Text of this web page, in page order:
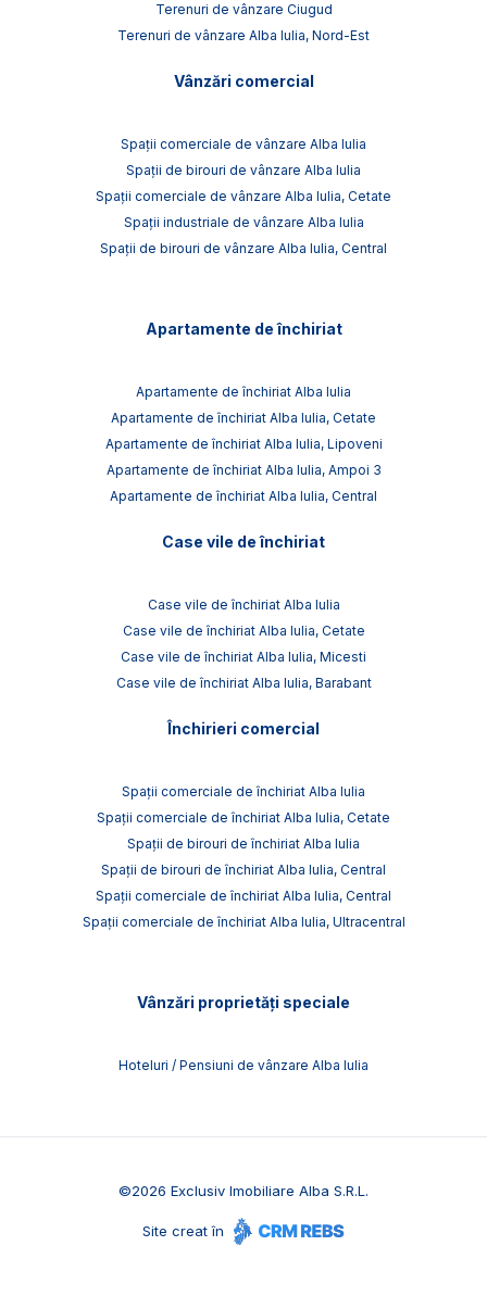
Terenuri de vânzare Ciugud
Terenuri de vânzare Alba Iulia, Nord-Est
Vânzări comercial
Spații comerciale de vânzare Alba Iulia
Spații de birouri de vânzare Alba Iulia
Spații comerciale de vânzare Alba Iulia, Cetate
Spații industriale de vânzare Alba Iulia
Spații de birouri de vânzare Alba Iulia, Central
Apartamente de închiriat
Apartamente de închiriat Alba Iulia
Apartamente de închiriat Alba Iulia, Cetate
Apartamente de închiriat Alba Iulia, Lipoveni
Apartamente de închiriat Alba Iulia, Ampoi 3
Apartamente de închiriat Alba Iulia, Central
Case vile de închiriat
Case vile de închiriat Alba Iulia
Case vile de închiriat Alba Iulia, Cetate
Case vile de închiriat Alba Iulia, Micesti
Case vile de închiriat Alba Iulia, Barabant
Închirieri comercial
Spații comerciale de închiriat Alba Iulia
Spații comerciale de închiriat Alba Iulia, Cetate
Spații de birouri de închiriat Alba Iulia
Spații de birouri de închiriat Alba Iulia, Central
Spații comerciale de închiriat Alba Iulia, Central
Spații comerciale de închiriat Alba Iulia, Ultracentral
Vânzări proprietăți speciale
Hoteluri / Pensiuni de vânzare Alba Iulia
©2026 Exclusiv Imobiliare Alba S.R.L.
Site creat în